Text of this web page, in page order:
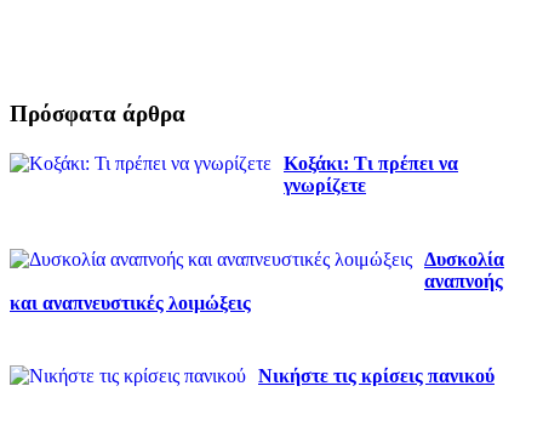
Πρόσφατα άρθρα
Κοξάκι: Τι πρέπει να
γνωρίζετε
Δυσκολία
αναπνοής
και αναπνευστικές λοιμώξεις
Νικήστε τις κρίσεις πανικού